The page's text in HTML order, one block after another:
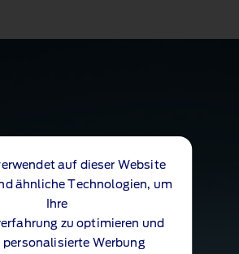
auf dieser Website
ähnliche Technologien, um
Ihre
zu optimieren und
personalisierte Werbung